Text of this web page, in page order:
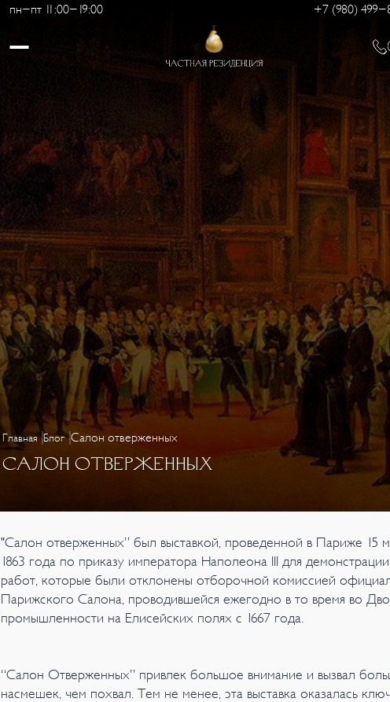
пн-пт 11:00-19:00 +7 (980)
Главная Блог Салон отверженных
САЛОН ОТВЕРЖЕННЫХ
"Салон отверженных” был выставкой, проведенной в Париже 15
1863 года по приказу императора Наполеона III для
работ, которые были отклонены отборочной комиссией
Парижского Салона, проводившейся ежегодно в то время во
промышленности на Елисейских полях с 1667 года.
“Салон Отверженных” привлек большое внимание и вызвал
насмешек, чем похвал. Тем не менее, эта выставка оказалась